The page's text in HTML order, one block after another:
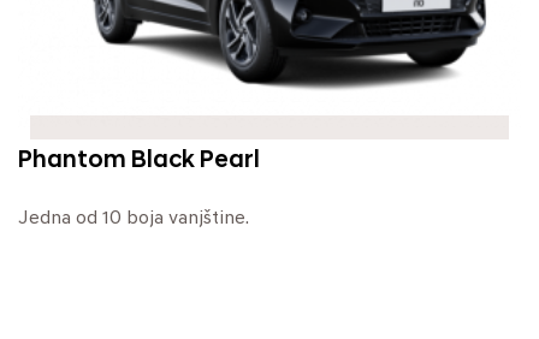
Phantom Black Pearl
Jedna od 10 boja vanjštine.